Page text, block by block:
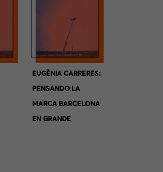
EUGÈNIA CARRERES:
PENSANDO LA
MARCA BARCELONA
EN GRANDE